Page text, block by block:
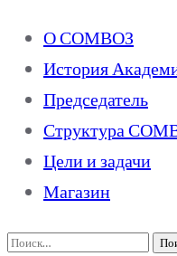
О СОМВОЗ
История
Председатель
Структура
Цели и задачи
Магазин
Найти: